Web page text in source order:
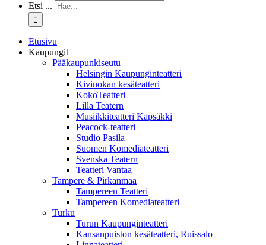
Etsi ...
Etusivu
Kaupungit
Pääkaupunkiseutu
Helsingin Kaupunginteatteri
Kivinokan kesäteatteri
KokoTeatteri
Lilla Teatern
Musiikkiteatteri Kapsäkki
Peacock-teatteri
Studio Pasila
Suomen Komediateatteri
Svenska Teatern
Teatteri Vantaa
Tampere & Pirkanmaa
Tampereen Teatteri
Tampereen Komediateatteri
Turku
Turun Kaupunginteatteri
Kansanpuiston kesäteatteri, Ruissalo